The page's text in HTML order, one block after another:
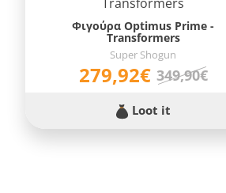
Φιγούρα Optimus Prime -
Transformers
Super Shogun
279,92€ 349,90€
Loot it